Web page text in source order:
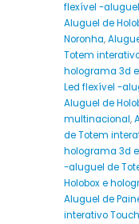
flexível -
Aluguel de
Noronha,
Totem
holograma 3d
Led flexível -
Aluguel de
multinacional,
de Totem
holograma 3d
-aluguel de
Holobox e
Aluguel de
interativo